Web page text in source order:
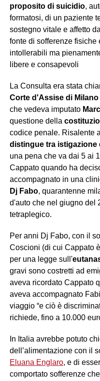
proposito di suicidio,
formatosi, di un paziente
sostegno vitale e affetto
fonte di sofferenze
intollerabili ma
libere e consapevoli
La Consulta era stata
Corte d'Assise di Milano
che vedeva imputato
questione della
codice penale. Risalente
distingue tra istigazione
una pena che va dai 5 ai
Cappato quando ha
accompagnato in una
Dj Fabo, quarantenne
d'auto che nel giugno del
tetraplegico.
Per anni Dj Fabo, con il
Coscioni (di cui Cappato
per una legge sull'
gravi sono costretti ad
aveva ricordato Cappato
aveva accompagnato
viaggio “e ciò è
richiede, fino a 10.000
In Italia avrebbe potuto
dell’alimentazione con il
Eluana Englaro, e di
comportato sofferenze